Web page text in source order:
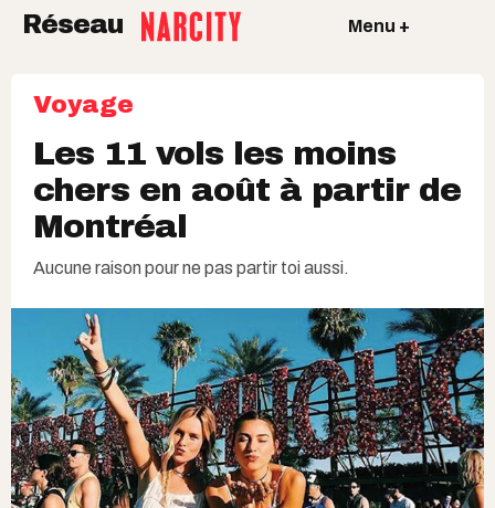
Réseau Menu +
Voyage
Les 11 vols les moins
chers en août à partir de
Montréal
Aucune raison pour ne pas partir toi aussi.